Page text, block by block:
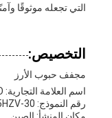
التي تجعله موثوقًا
التخصيص:
مجفف حبوب الأرز
اسم العلامة التجارية: ZENVO
رقم النموذج: 5HZV-30